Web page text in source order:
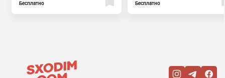
Бесплатно
Бесплатно